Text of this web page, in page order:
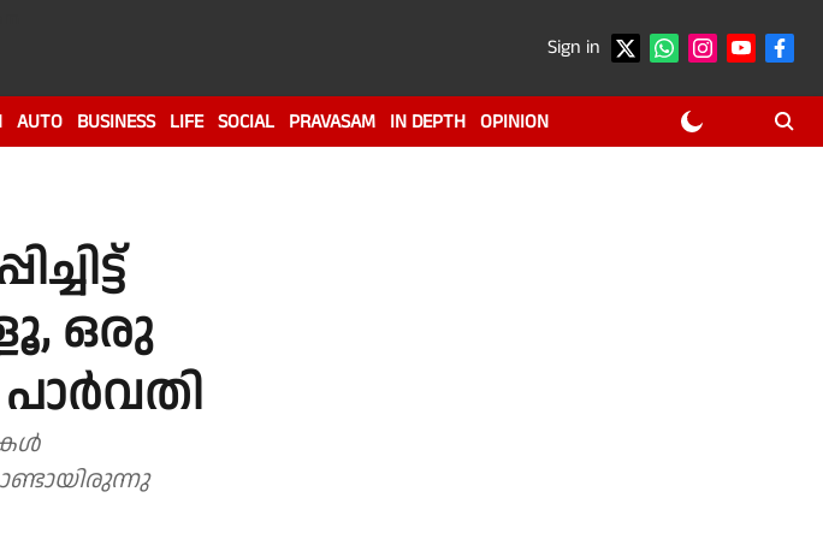
Sign in
AUTO BUSINESS LIFE SOCIAL PRAVASAM IN DEPTH OPINION
ഒരു